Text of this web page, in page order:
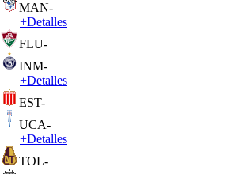
MAN-
+Detalles
FLU-
INM-
+Detalles
EST-
UCA-
+Detalles
TOL-